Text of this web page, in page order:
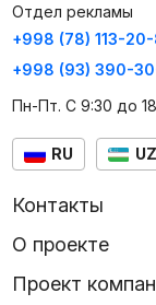
Отдел рекламы
+998 (78) 113-
+998 (93) 390-
Пн-Пт. С 9:30 до
RU UZ
Контакты
О проекте
Проект